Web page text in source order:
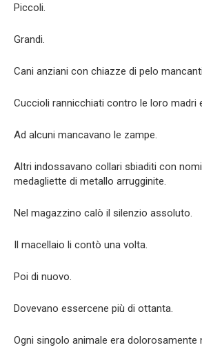
Piccoli.
Grandi.
Cani anziani con chiazze di pelo
Cuccioli rannicchiati contro le loro madri
Ad alcuni mancavano le zampe.
Altri indossavano collari sbiaditi con
medagliette di metallo arrugginite.
Nel magazzino calò il silenzio assoluto.
Il macellaio li contò una volta.
Poi di nuovo.
Dovevano essercene più di ottanta.
Ogni singolo animale era dolorosamente